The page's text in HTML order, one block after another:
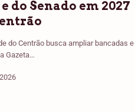
do Senado em 2027
do Centrão busca ampliar bancadas e
Gazeta…